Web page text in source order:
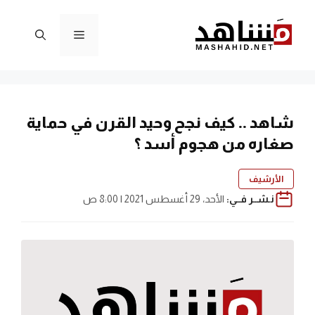
المحتوى
القائمة
شاهد .. كيف نجح وحيد القرن في حماية
صغاره من هجوم أسد ؟
الأرشيف
نـشــر فــي: الأحد، 29 أغسطس 2021 | 8:00 ص